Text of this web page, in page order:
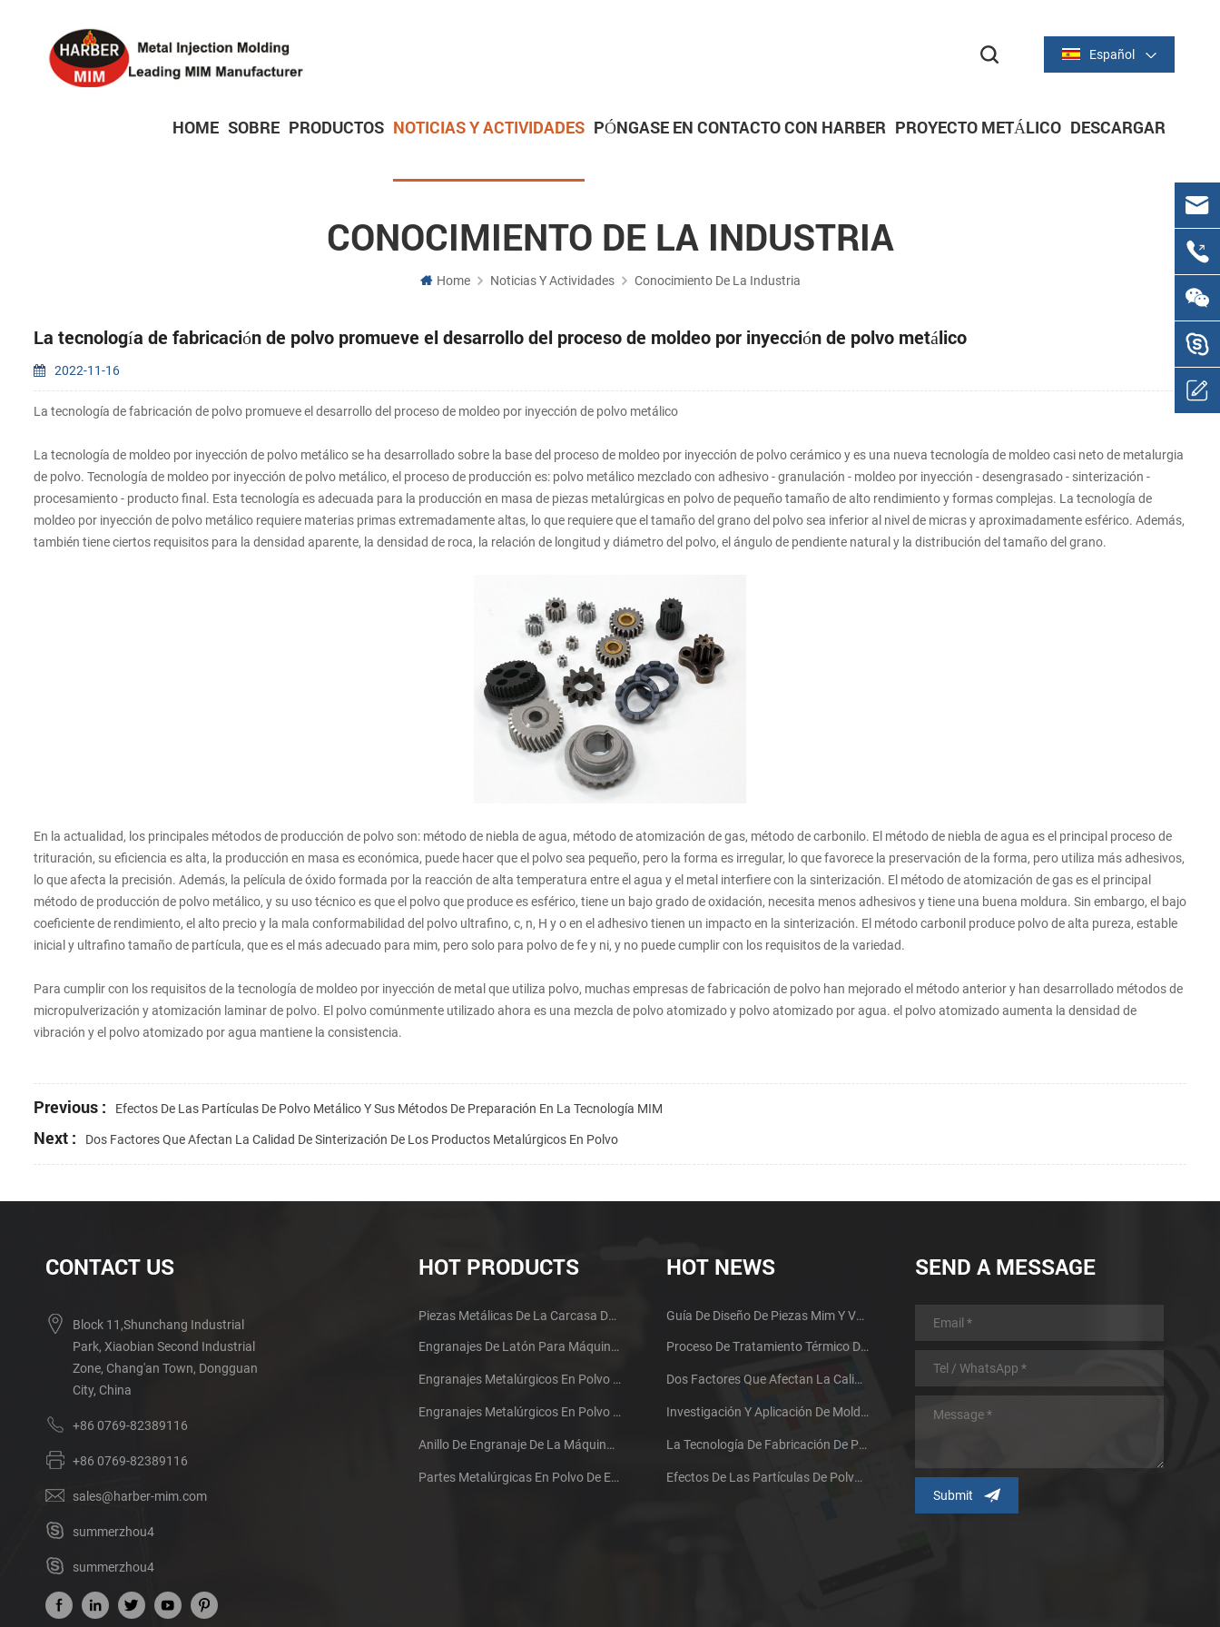
Español
HOME SOBRE PRODUCTOS NOTICIAS Y ACTIVIDADES PÓNGASE EN CONTACTO CON HARBER PROYECTO METÁLICO DESCARGAR
CONOCIMIENTO DE LA INDUSTRIA
Home Noticias Y Actividades Conocimiento De La Industria
La tecnología de fabricación de polvo promueve el desarrollo del proceso de moldeo por inyección de polvo metálico
2022-11-16
La tecnología de fabricación de polvo promueve el desarrollo del proceso de moldeo por inyección de polvo metálico
La tecnología de moldeo por inyección de polvo metálico se ha desarrollado sobre la base del proceso de moldeo por inyección de polvo cerámico y es una nueva tecnología de moldeo casi neto de metalurgia
de polvo. Tecnología de moldeo por inyección de polvo metálico, el proceso de producción es: polvo metálico mezclado con adhesivo - granulación - moldeo por inyección - desengrasado - sinterización -
procesamiento - producto final. Esta tecnología es adecuada para la producción en masa de piezas metalúrgicas en polvo de pequeño tamaño de alto rendimiento y formas complejas. La tecnología de
moldeo por inyección de polvo metálico requiere materias primas extremadamente altas, lo que requiere que el tamaño del grano del polvo sea inferior al nivel de micras y aproximadamente esférico. Además,
también tiene ciertos requisitos para la densidad aparente, la densidad de roca, la relación de longitud y diámetro del polvo, el ángulo de pendiente natural y la distribución del tamaño del grano.
En la actualidad, los principales métodos de producción de polvo son: método de niebla de agua, método de atomización de gas, método de carbonilo. El método de niebla de agua es el principal proceso de
trituración, su eficiencia es alta, la producción en masa es económica, puede hacer que el polvo sea pequeño, pero la forma es irregular, lo que favorece la preservación de la forma, pero utiliza más adhesivos,
lo que afecta la precisión. Además, la película de óxido formada por la reacción de alta temperatura entre el agua y el metal interfiere con la sinterización. El método de atomización de gas es el principal
método de producción de polvo metálico, y su uso técnico es que el polvo que produce es esférico, tiene un bajo grado de oxidación, necesita menos adhesivos y tiene una buena moldura. Sin embargo, el bajo
coeficiente de rendimiento, el alto precio y la mala conformabilidad del polvo ultrafino, c, n, H y o en el adhesivo tienen un impacto en la sinterización. El método carbonil produce polvo de alta pureza, estable
inicial y ultrafino tamaño de partícula, que es el más adecuado para mim, pero solo para polvo de fe y ni, y no puede cumplir con los requisitos de la variedad.
Para cumplir con los requisitos de la tecnología de moldeo por inyección de metal que utiliza polvo, muchas empresas de fabricación de polvo han mejorado el método anterior y han desarrollado métodos de
micropulverización y atomización laminar de polvo. El polvo comúnmente utilizado ahora es una mezcla de polvo atomizado y polvo atomizado por agua. el polvo atomizado aumenta la densidad de
vibración y el polvo atomizado por agua mantiene la consistencia.
Previous : Efectos De Las Partículas De Polvo Metálico Y Sus Métodos De Preparación En La Tecnología MIM
Next : Dos Factores Que Afectan La Calidad De Sinterización De Los Productos Metalúrgicos En Polvo
CONTACT US
Block 11,Shunchang Industrial
Park, Xiaobian Second Industrial
Zone, Chang'an Town, Dongguan
City, China
+86 0769-82389116
+86 0769-82389116
sales@harber-mim.com
summerzhou4
summerzhou4
HOT PRODUCTS
Piezas Metálicas De La Carcasa De Auriculares De Componentes Electrónicos Mim Aglomerados
Engranajes De Latón Para Máquinas Metalúrgicas En Polvo Sinterizadas De Acero Inoxidable
Engranajes Metalúrgicos En Polvo Sinterizados De Acero Inoxidable
Engranajes Metalúrgicos En Polvo Sinterizados De Acero Inoxidable
Anillo De Engranaje De La Máquina Metalúrgica En Polvo Sinterizada De Acero Inoxidable
Partes Metalúrgicas En Polvo De Engranajes Sinterizados De Hierro Inoxidable
HOT NEWS
Guía De Diseño De Piezas Mim Y Ventajas
Proceso De Tratamiento Térmico De Metales Metalúrgicos En Polvo
Dos Factores Que Afectan La Calidad De Sinterización De Los Productos Metalúrgicos En Polvo
Investigación Y Aplicación De Moldes De Inyección De Metal A Gran Escala
La Tecnología De Fabricación De Polvo Promueve El Desarrollo Del Proceso De Moldeo Por Inyección De Polvo Metálico
Efectos De Las Partículas De Polvo Metálico Y Sus Métodos De Preparación En La Tecnología MIM
SEND A MESSAGE